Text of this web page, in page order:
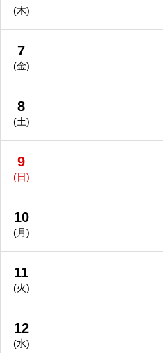
(木)
7
(金)
8
(土)
9
(日)
10
(月)
11
(火)
12
(水)